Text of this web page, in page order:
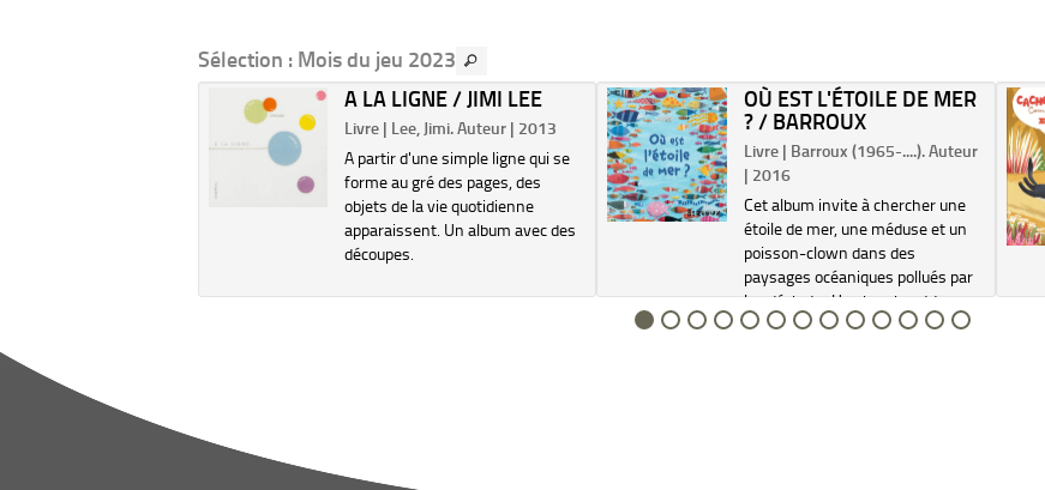
Sélection : Mois du jeu 2023
A LA LIGNE / JIMI LEE
Livre | Lee, Jimi. Auteur | 2013
A partir d'une simple ligne qui se
forme au gré des pages, des
objets de la vie quotidienne
apparaissent. Un album avec des
découpes.
OÙ EST L'ÉTOILE DE MER
? / BARROUX
Livre | Barroux (1965-....). Auteur
| 2016
Cet album invite à chercher une
étoile de mer, une méduse et un
poisson-clown dans des
paysages océaniques pollués par
les déchets. Un cherche et trouve
pour inciter les enfants à protéger
de mots.